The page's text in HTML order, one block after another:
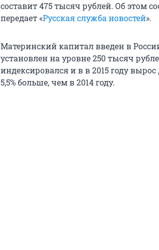
составит 475 тысяч рублей. Об этом
передает «Русская служба новостей».
Материнский капитал введен в
установлен на уровне 250 тысяч
индексировался и в в 2015 году
5,5% больше, чем в 2014 году.